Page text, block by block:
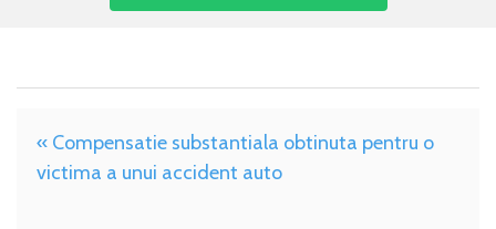
« Compensatie substantiala obtinuta pentru o
victima a unui accident auto